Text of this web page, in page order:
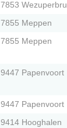
7853
7855 Meppen
7855 Meppen
9447 Papenvoort
9447 Papenvoort
9414 Hooghalen